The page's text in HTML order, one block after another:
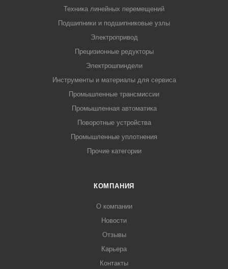
Техника линейных перемещений
Подшипники и подшипниковые узлы
Электропривод
Прецизионные редукторы
Электрошпиндели
Инструменты и материалы для сервиса
Промышленные трансмиссии
Промышленная автоматика
Поворотные устройства
Промышленные уплотнения
Прочие категории
КОМПАНИЯ
О компании
Новости
Отзывы
Карьера
Контакты